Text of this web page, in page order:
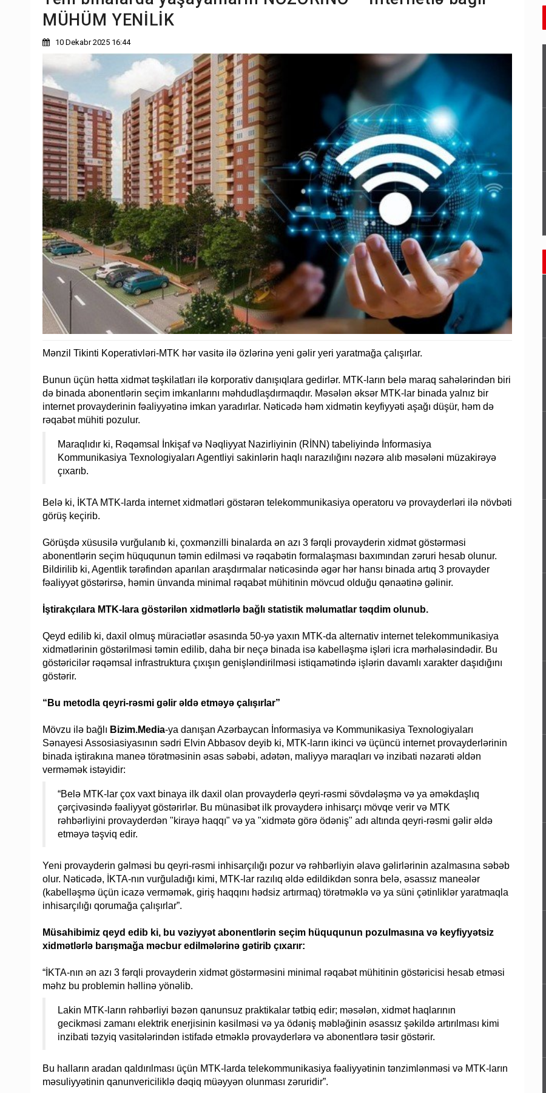
MÜHÜM YENİLİK
10 Dekabr 2025 16:44
Mənzil Tikinti Koperativləri-MTK hər vasitə ilə özlərinə yeni gəlir yeri yaratmağa çalışırlar.
Bunun üçün hətta xidmət təşkilatları ilə korporativ danışıqlara gedirlər. MTK-ların belə maraq sahələrindən biri
də binada abonentlərin seçim imkanlarını məhdudlaşdırmaqdır. Məsələn əksər MTK-lar binada yalnız bir
internet provayderinin fəaliyyətinə imkan yaradırlar. Nəticədə həm xidmətin keyfiyyəti aşağı düşür, həm də
rəqabət mühiti pozulur.
Maraqlıdır ki, Rəqəmsal İnkişaf və Nəqliyyat Nazirliyinin (RİNN) tabeliyində İnformasiya
Kommunikasiya Texnologiyaları Agentliyi sakinlərin haqlı narazılığını nəzərə alıb məsələni müzakirəyə
çıxarıb.
Belə ki, İKTA MTK-larda internet xidmətləri göstərən telekommunikasiya operatoru və provayderləri ilə növbəti
görüş keçirib.
Görüşdə xüsusilə vurğulanıb ki, çoxmənzilli binalarda ən azı 3 fərqli provayderin xidmət göstərməsi
abonentlərin seçim hüququnun təmin edilməsi və rəqabətin formalaşması baxımından zəruri hesab olunur.
Bildirilib ki, Agentlik tərəfindən aparılan araşdırmalar nəticəsində əgər hər hansı binada artıq 3 provayder
fəaliyyət göstərirsə, həmin ünvanda minimal rəqabət mühitinin mövcud olduğu qənaətinə gəlinir.
İştirakçılara MTK-lara göstərilən xidmətlərlə bağlı statistik məlumatlar təqdim olunub.
Qeyd edilib ki, daxil olmuş müraciətlər əsasında 50-yə yaxın MTK-da alternativ internet telekommunikasiya
xidmətlərinin göstərilməsi təmin edilib, daha bir neçə binada isə kabelləşmə işləri icra mərhələsindədir. Bu
göstəricilər rəqəmsal infrastruktura çıxışın genişləndirilməsi istiqamətində işlərin davamlı xarakter daşıdığını
göstərir.
“Bu metodla qeyri-rəsmi gəlir əldə etməyə çalışırlar”
Mövzu ilə bağlı Bizim.Media-ya danışan Azərbaycan İnformasiya və Kommunikasiya Texnologiyaları
Sənayesi Assosiasiyasının sədri Elvin Abbasov deyib ki, MTK-ların ikinci və üçüncü internet provayderlərinin
binada iştirakına maneə törətməsinin əsas səbəbi, adətən, maliyyə maraqları və inzibati nəzarəti əldən
verməmək istəyidir:
“Belə MTK-lar çox vaxt binaya ilk daxil olan provayderlə qeyri-rəsmi sövdələşmə və ya əməkdaşlıq
çərçivəsində fəaliyyət göstərirlər. Bu münasibət ilk provayderə inhisarçı mövqe verir və MTK
rəhbərliyini provayderdən "kirayə haqqı" və ya "xidmətə görə ödəniş" adı altında qeyri-rəsmi gəlir əldə
etməyə təşviq edir.
Yeni provayderin gəlməsi bu qeyri-rəsmi inhisarçılığı pozur və rəhbərliyin əlavə gəlirlərinin azalmasına səbəb
olur. Nəticədə, İKTA-nın vurğuladığı kimi, MTK-lar razılıq əldə edildikdən sonra belə, əsassız maneələr
(kabelləşmə üçün icazə verməmək, giriş haqqını hədsiz artırmaq) törətməklə və ya süni çətinliklər yaratmaqla
inhisarçılığı qorumağa çalışırlar”.
Müsahibimiz qeyd edib ki, bu vəziyyət abonentlərin seçim hüququnun pozulmasına və keyfiyyətsiz
xidmətlərlə barışmağa məcbur edilmələrinə gətirib çıxarır:
“İKTA-nın ən azı 3 fərqli provayderin xidmət göstərməsini minimal rəqabət mühitinin göstəricisi hesab etməsi
məhz bu problemin həllinə yönəlib.
Lakin MTK-ların rəhbərliyi bəzən qanunsuz praktikalar tətbiq edir; məsələn, xidmət haqlarının
gecikməsi zamanı elektrik enerjisinin kəsilməsi və ya ödəniş məbləğinin əsassız şəkildə artırılması kimi
inzibati təzyiq vasitələrindən istifadə etməklə provayderlərə və abonentlərə təsir göstərir.
Bu halların aradan qaldırılması üçün MTK-larda telekommunikasiya fəaliyyətinin tənzimlənməsi və MTK-ların
məsuliyyətinin qanunvericiliklə dəqiq müəyyən olunması zəruridir”.